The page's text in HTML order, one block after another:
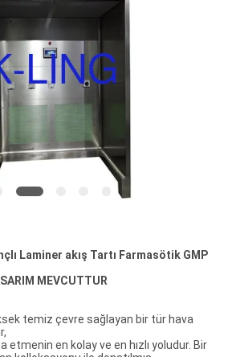
Laminer akış Tartı Farmasötik GMP
MEVCUTTUR
temiz çevre sağlayan bir tür hava
en kolay ve en hızlı yoludur. Bir